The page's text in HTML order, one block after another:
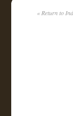
« Return to